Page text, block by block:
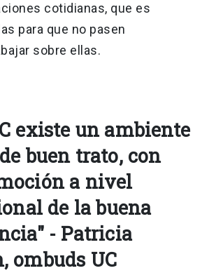
cotidianas, que es
para que no pasen
sobre ellas.
existe un ambiente
buen trato, con
a nivel
de la buena
- Patricia
ombuds UC